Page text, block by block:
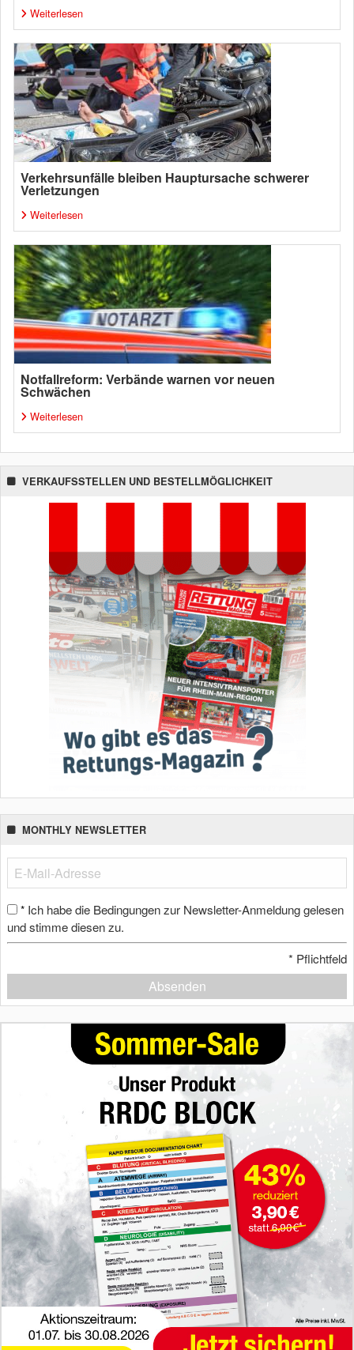
Weiterlesen
Verkehrsunfälle bleiben Hauptursache schwerer
Verletzungen
Weiterlesen
Notfallreform: Verbände warnen vor neuen
Schwächen
Weiterlesen
VERKAUFSSTELLEN UND BESTELLMÖGLICHKEIT
MONTHLY NEWSLETTER
* Ich habe die Bedingungen zur Newsletter-Anmeldung gelesen
und stimme diesen zu.
* Pflichtfeld
Absenden